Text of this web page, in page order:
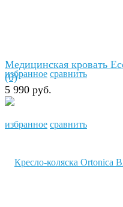
избранное сравнить
избранное сравнить
Медицинская кровать
(0)
5 990 руб.